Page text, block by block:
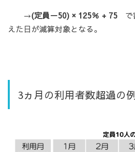
→(定員－50) × 125％ + 75 で
えた日が減算対象となる。
3ヵ月の利用者数超過の